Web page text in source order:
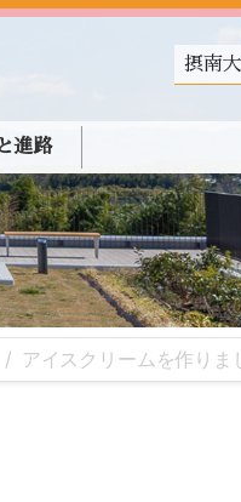
摂南
進路
アイスクリームを作りま